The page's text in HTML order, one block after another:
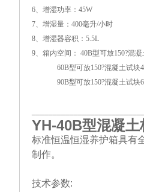
6、增湿功率：45W
7、增湿量：400毫升/小时
8、增湿器容积：5.5L
9、箱内空间： 40B型可放150?混
60B型可放150?混凝土试块
90B型可放150?混凝土试块
YH-40B型混凝土
标准恒温恒湿养护箱具有
制作。
技术参数: